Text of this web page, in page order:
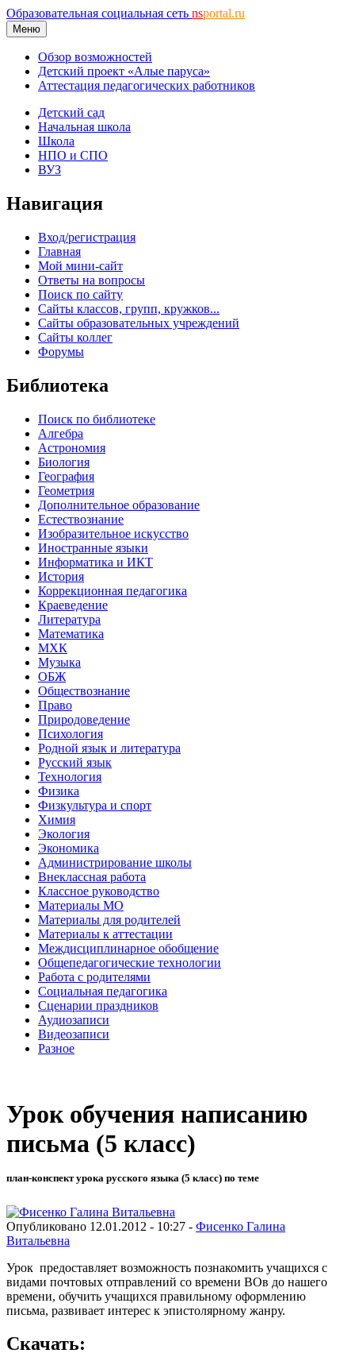
Образовательная социальная сеть nsportal.ru
Меню
Обзор возможностей
Детский проект «Алые паруса»
Аттестация педагогических работников
Детский сад
Начальная школа
Школа
НПО и СПО
ВУЗ
Навигация
Вход/регистрация
Главная
Мой мини-сайт
Ответы на вопросы
Поиск по сайту
Сайты классов, групп, кружков...
Сайты образовательных учреждений
Сайты коллег
Форумы
Библиотека
Поиск по библиотеке
Алгебра
Астрономия
Биология
География
Геометрия
Дополнительное образование
Естествознание
Изобразительное искусство
Иностранные языки
Информатика и ИКТ
История
Коррекционная педагогика
Краеведение
Литература
Математика
МХК
Музыка
ОБЖ
Обществознание
Право
Природоведение
Психология
Родной язык и литература
Русский язык
Технология
Физика
Физкультура и спорт
Химия
Экология
Экономика
Администрирование школы
Внеклассная работа
Классное руководство
Материалы МО
Материалы для родителей
Материалы к аттестации
Междисциплинарное обобщение
Общепедагогические технологии
Работа с родителями
Социальная педагогика
Сценарии праздников
Аудиозаписи
Видеозаписи
Разное
Урок обучения написанию
письма (5 класс)
план-конспект урока русского языка (5 класс) по теме
Опубликовано 12.01.2012 - 10:27 - Фисенко Галина
Витальевна
Урок предоставляет возможность познакомить учащихся с
видами почтовых отправлений со времени ВОв до нашего
времени, обучить учащихся правильному оформлению
письма, развивает интерес к эпистолярному жанру.
Скачать: